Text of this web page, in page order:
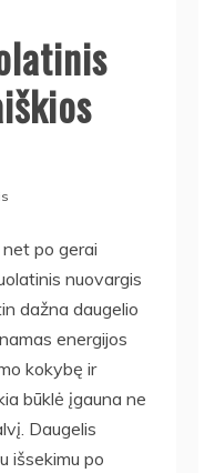
po gerai
nuovargis
dažna daugelio
energijos
kokybę ir
būklė įgauna ne
Daugelis
išsekimu po